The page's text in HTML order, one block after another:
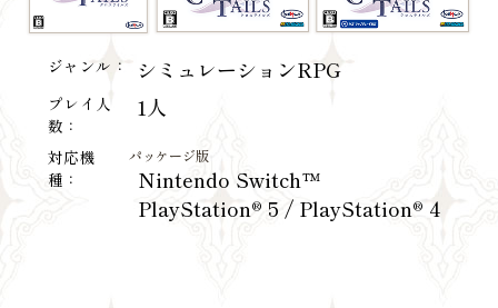
ジャンル： シミュレーションRPG
プレイ人
数：
1人
対応機
種：
パッケージ版
Nintendo Switch™
PlayStation® 5 / PlayStation® 4